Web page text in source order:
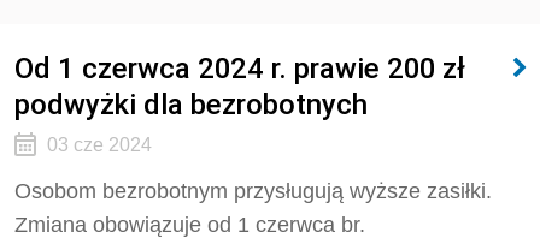
Od 1 czerwca 2024 r. prawie 200 zł
podwyżki dla bezrobotnych
03 cze 2024
Osobom bezrobotnym przysługują wyższe zasiłki.
Zmiana obowiązuje od 1 czerwca br.